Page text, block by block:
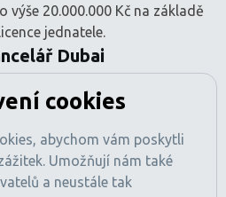
výše 20.000.000 Kč na základě
jednatele.
Dubai
Offices, Office 741
SAE
licence: 1470425
RERA: 49189
cookies
abychom vám poskytli
Umožňují nám také
a neustále tak